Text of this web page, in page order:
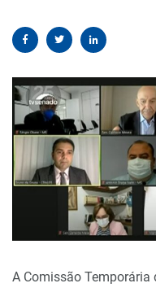
A Comissão Temporária